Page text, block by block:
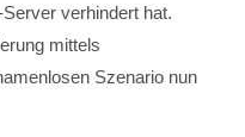
verhindert hat.
mittels
Szenario nun